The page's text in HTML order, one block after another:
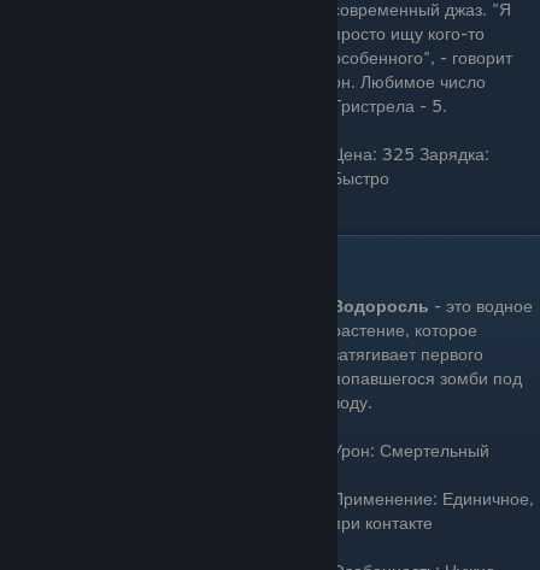
современный джаз. "Я
просто ищу кого-то
особенного", - говорит
он. Любимое число
Тристрела - 5.
Цена: 325 Зарядка:
Быстро
Водоросль - это водное
растение, которое
затягивает первого
попавшегося зомби под
воду.
Урон: Смертельный
Применение: Единичное,
при контакте